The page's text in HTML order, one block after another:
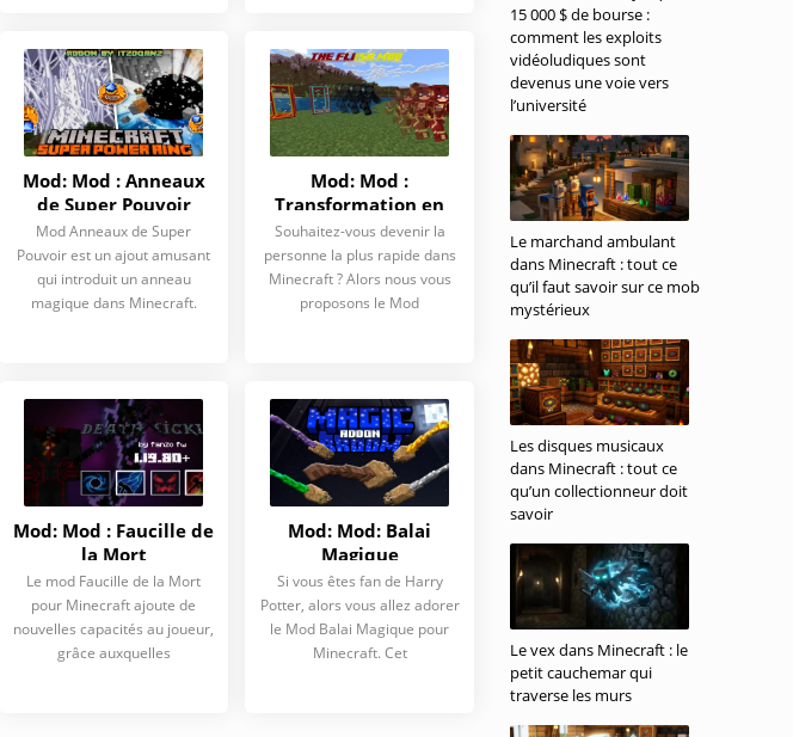
Mod: Mod : Anneaux
de Super Pouvoir
Mod Anneaux de Super
Pouvoir est un ajout amusant
qui introduit un anneau
magique dans Minecraft.
Mod: Mod :
Transformation en
Flash
Souhaitez-vous devenir la
personne la plus rapide dans
Minecraft ? Alors nous vous
proposons le Mod
Mod: Mod : Faucille de
la Mort
Le mod Faucille de la Mort
pour Minecraft ajoute de
nouvelles capacités au joueur,
grâce auxquelles
Mod: Mod: Balai
Magique
Si vous êtes fan de Harry
Potter, alors vous allez adorer
le Mod Balai Magique pour
Minecraft. Cet
15 000 $ de bourse :
comment les exploits
vidéoludiques sont
devenus une voie vers
l’université
Le marchand ambulant
dans Minecraft : tout ce
qu’il faut savoir sur ce mob
mystérieux
Les disques musicaux
dans Minecraft : tout ce
qu’un collectionneur doit
savoir
Le vex dans Minecraft : le
petit cauchemar qui
traverse les murs